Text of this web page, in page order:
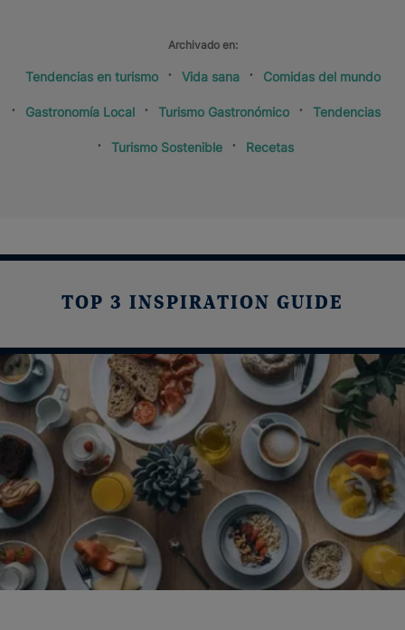
Archivado en:
Tendencias en turismo Vida sana Comidas del mundo
Gastronomía Local Turismo Gastronómico Tendencias
Turismo Sostenible Recetas
TOP 3 INSPIRATION GUIDE